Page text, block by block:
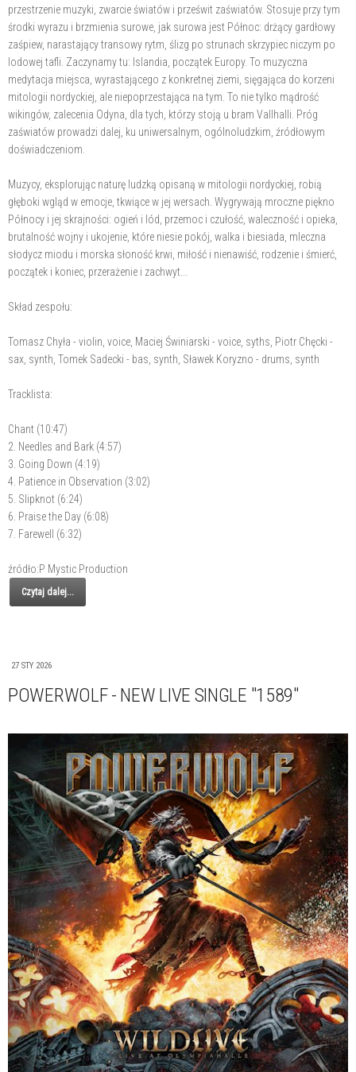
przestrzenie muzyki, zwarcie światów i prześwit zaświatów. Stosuje przy tym
środki wyrazu i brzmienia surowe, jak surowa jest Północ: drżący gardłowy
zaśpiew, narastający transowy rytm, ślizg po strunach skrzypiec niczym po
lodowej tafli. Zaczynamy tu: Islandia, początek Europy. To muzyczna
medytacja miejsca, wyrastającego z konkretnej ziemi, sięgająca do korzeni
mitologii nordyckiej, ale niepoprzestająca na tym. To nie tylko mądrość
wikingów, zalecenia Odyna, dla tych, którzy stoją u bram Vallhalli. Próg
zaświatów prowadzi dalej, ku uniwersalnym, ogólnoludzkim, źródłowym
doświadczeniom.
Muzycy, eksplorując naturę ludzką opisaną w mitologii nordyckiej, robią
głęboki wgląd w emocje, tkwiące w jej wersach. Wygrywają mroczne piękno
Północy i jej skrajności: ogień i lód, przemoc i czułość, waleczność i opieka,
brutalność wojny i ukojenie, które niesie pokój, walka i biesiada, mleczna
słodycz miodu i morska słoność krwi, miłość i nienawiść, rodzenie i śmierć,
początek i koniec, przerażenie i zachwyt...
Skład zespołu:
Tomasz Chyła - violin, voice, Maciej Świniarski - voice, syths, Piotr Chęcki -
sax, synth, Tomek Sadecki - bas, synth, Sławek Koryzno - drums, synth
Tracklista:
Chant (10:47)
2. Needles and Bark (4:57)
3. Going Down (4:19)
4. Patience in Observation (3:02)
5. Slipknot (6:24)
6. Praise the Day (6:08)
7. Farewell (6:32)
źródło:P Mystic Production
Czytaj dalej...
27 STY 2026
POWERWOLF - NEW LIVE SINGLE "1589"